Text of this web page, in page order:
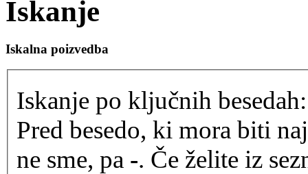
Iskanje
Iskalna poizvedba
Iskanje po ključnih besedah:
Pred besedo, ki mora biti
ne sme, pa -. Če želite iz